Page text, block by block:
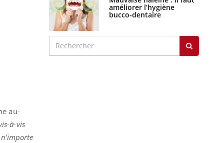
au-
à-vis
améliorer l’hygiène
bucco-dentaire